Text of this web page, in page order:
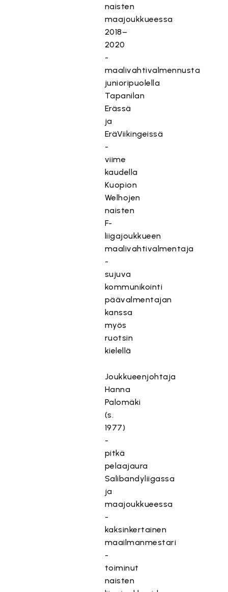
naisten
maajoukkueessa
2018–
2020
-
maalivahtivalmennusta
junioripuolella
Tapanilan
Erässä
ja
EräViikingeissä
-
viime
kaudella
Kuopion
Welhojen
naisten
F-
liigajoukkueen
maalivahtivalmentaja
-
sujuva
kommunikointi
päävalmentajan
kanssa
myös
ruotsin
kielellä
Joukkueenjohtaja
Hanna
Palomäki
(s.
1977)
-
pitkä
pelaajaura
Salibandyliigassa
ja
maajoukkueessa
-
kaksinkertainen
maailmanmestari
-
toiminut
naisten